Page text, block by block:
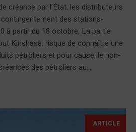
créance par l’État, les distributeurs
des stations-
à partir du 18 octobre. La partie
Kinshasa, risque de connaître une
pétroliers et pour cause, le non-
des pétroliers au...
ARTICLE